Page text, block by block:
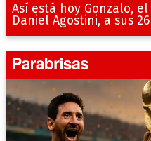
Así está hoy Gonzalo,
Daniel Agostini, a sus